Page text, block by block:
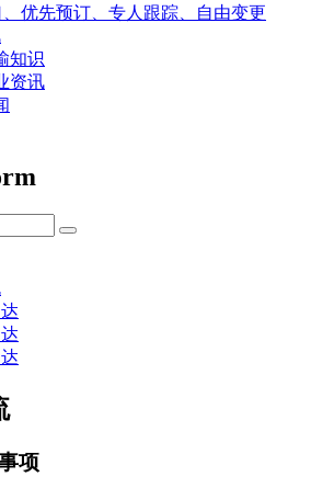
优先预订、专人跟踪、自由变更
知识
资讯
项